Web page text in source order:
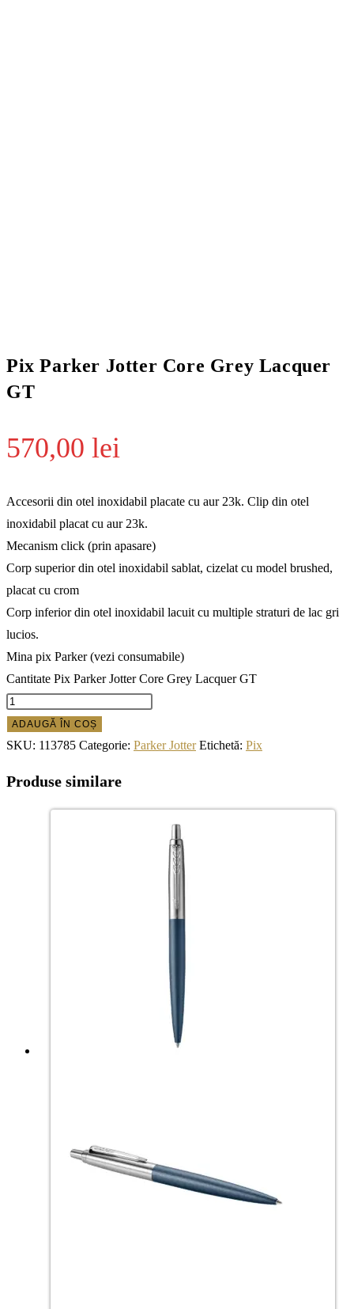
Pix Parker Jotter Core Grey Lacquer
GT
570,00 lei
Accesorii din otel inoxidabil placate cu aur 23k. Clip din otel
inoxidabil placat cu aur 23k.
Mecanism click (prin apasare)
Corp superior din otel inoxidabil sablat, cizelat cu model brushed,
placat cu crom
Corp inferior din otel inoxidabil lacuit cu multiple straturi de lac gri
lucios.
Mina pix Parker (vezi consumabile)
Cantitate Pix Parker Jotter Core Grey Lacquer GT
ADAUGĂ ÎN COȘ
SKU: 113785 Categorie: Parker Jotter Etichetă: Pix
Produse similare